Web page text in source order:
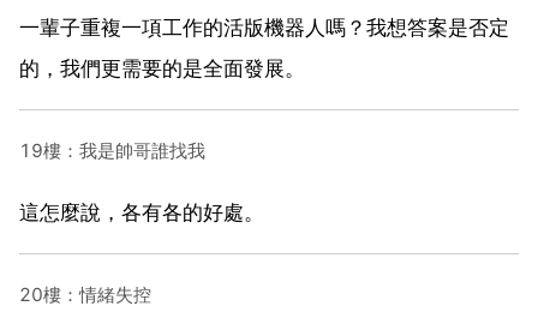
一輩子重複一項工作的活版機器人嗎？我想答案是否定
的，我們更需要的是全面發展。
19樓：我是帥哥誰找我
這怎麼說，各有各的好處。
20樓：情緒失控